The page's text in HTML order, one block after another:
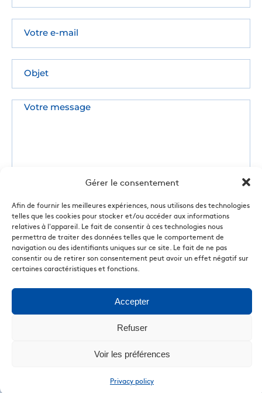
Gérer le consentement
Afin de fournir les meilleures expériences, nous utilisons des technologies
telles que les cookies pour stocker et/ou accéder aux informations
relatives à l'appareil. Le fait de consentir à ces technologies nous
permettra de traiter des données telles que le comportement de
navigation ou des identifiants uniques sur ce site. Le fait de ne pas
consentir ou de retirer son consentement peut avoir un effet négatif sur
certaines caractéristiques et fonctions.
Accepter
Refuser
Voir les préférences
Privacy policy